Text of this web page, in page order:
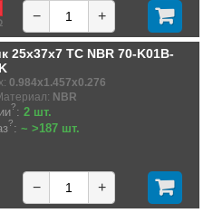
− +
25x37x7 TC NBR 70-K01B-
0.984x1.457x0.276
NBR
?: 2 шт.
?: ~ >187 шт.
− +